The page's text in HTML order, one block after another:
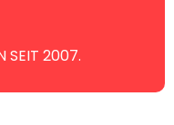
SEIT 2007.